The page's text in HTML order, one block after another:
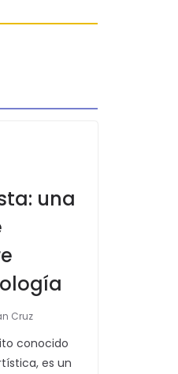
una
Cruz
conocido
es un